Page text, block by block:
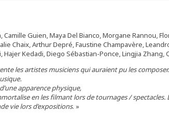
Guien, Maya Del Bianco, Morgane Rannou,
Chaix, Arthur Depré, Faustine Champavère,
Kedadi, Diego Sébastian-Ponce, Lingjia Zhang,
les artistes musiciens qui auraient pu les
apparence physique,
en les filmant lors de tournages /
vie lors d’expositions. »